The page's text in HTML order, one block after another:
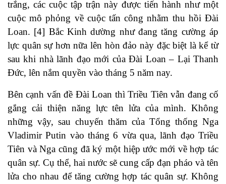
trắng, các cuộc tập trận này được tiến hành như một
cuộc mô phỏng về cuộc tấn công nhằm thu hồi Đài
Loan. [4] Bắc Kinh dường như đang tăng cường áp
lực quân sự hơn nữa lên hòn đảo này đặc biệt là kể từ
sau khi nhà lãnh đạo mới của Đài Loan – Lại Thanh
Đức, lên nắm quyền vào tháng 5 năm nay.
Bên cạnh vấn đề Đài Loan thì Triều Tiên vẫn đang cố
gắng cải thiện năng lực tên lửa của mình. Không
những vậy, sau chuyến thăm của Tổng thống Nga
Vladimir Putin vào tháng 6 vừa qua, lãnh đạo Triều
Tiên và Nga cũng đã ký một hiệp ước mới về hợp tác
quân sự. Cụ thể, hai nước sẽ cung cấp đạn pháo và tên
lửa cho nhau để tăng cường hợp tác quân sự. Không